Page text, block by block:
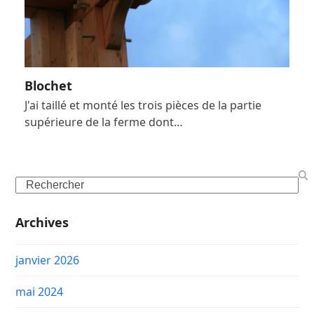
Blochet
J'ai taillé et monté les trois pièces de la partie
supérieure de la ferme dont…
Search
Archives
janvier 2026
mai 2024